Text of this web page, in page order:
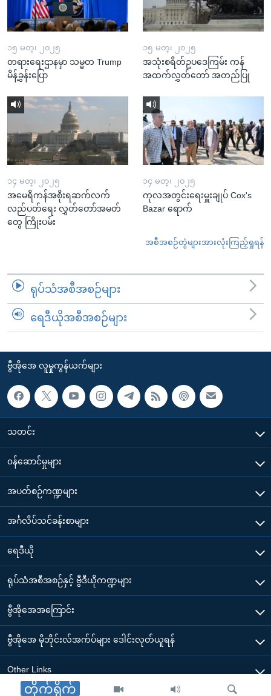
တိုက်ရိုက်
၁၅ မတ္၊ ၂၀၂၅
တရားရေးဌာနမှာ သမ္မတ Trump
မိန့်ခွန်းပြော
၁၅ မတ္၊ ၂၀၂၅
အသုံးစရိတ်ဥပဒေကြမ်း ကန်
အထက်လွှတ်တော် အတည်ပြု
၁၄ မတ္၊ ၂၀၂၅
အမေရိကန်အစိုးရဆက်လက်
လည်ပတ်ရေး လွှတ်တော်အမတ်
တွေ ကြိုးပမ်း
၁၄ မတ္၊ ၂၀၂၅
ကုလအတွင်းရေးမှူးချုပ် Cox's
Bazar ရောက်
အစီအစဉ်တွဲများအားလုံးကြည့်ရှုရန်
ရုပ်သံအစီအစဉ်များ
ရေဒီယိုအစီအစဉ်များ
ဗွီအိုအေ လူမှုကွန်ယက်များ
သတင်း
၀န်ဆောင်မှုများ
အပတ်စဉ်ကဏ္ဍများ
အင်္ဂလိပ်သင်ခန်းစာများ
ရေဒီယို
ရုပ်သံအစီအစဉ်နှင့် ဗွီဒီယိုကဏ္ဍများ
ဗွီအိုအေအကြောင်း
ဗွီအိုအေ မိုဘိုင်းလ်အက်ပ်များ ဒေါင်းလုတ်ယူရန်
Other Links